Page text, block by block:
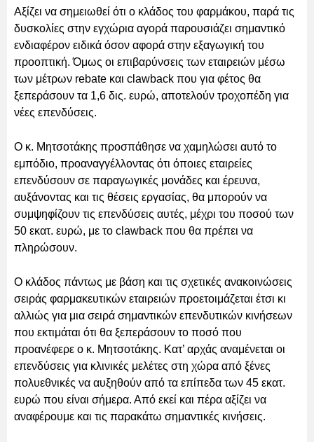
Αξίζει να σημειωθεί ότι ο κλάδος του φαρμάκου, παρά τις
δυσκολίες στην εγχώρια αγορά παρουσιάζει σημαντικό
ενδιαφέρον ειδικά όσον αφορά στην εξαγωγική του
προοπτική. Όμως οι επιβαρύνσεις των εταιρειών μέσω
των μέτρων rebate και clawback που για φέτος θα
ξεπεράσουν τα 1,6 δις. ευρώ, αποτελούν τροχοπέδη για
νέες επενδύσεις.
Ο κ. Μητσοτάκης προσπάθησε να χαμηλώσει αυτό το
εμπόδιο, προαναγγέλλοντας ότι όποιες εταιρείες
επενδύσουν σε παραγωγικές μονάδες και έρευνα,
αυξάνοντας και τις θέσεις εργασίας, θα μπορούν να
συμψηφίζουν τις επενδύσεις αυτές, μέχρι του ποσού των
50 εκατ. ευρώ, με το clawback που θα πρέπει να
πληρώσουν.
Ο κλάδος πάντως με βάση και τις σχετικές ανακοινώσεις
σειράς φαρμακευτικών εταιρειών προετοιμάζεται έτσι κι
αλλιώς για μια σειρά σημαντικών επενδυτικών κινήσεων
που εκτιμάται ότι θα ξεπεράσουν το ποσό που
προανέφερε ο κ. Μητσοτάκης. Κατ’ αρχάς αναμένεται οι
επενδύσεις για κλινικές μελέτες στη χώρα από ξένες
πολυεθνικές να αυξηθούν από τα επίπεδα των 45 εκατ.
ευρώ που είναι σήμερα. Από εκεί και πέρα αξίζει να
αναφέρουμε και τις παρακάτω σημαντικές κινήσεις.